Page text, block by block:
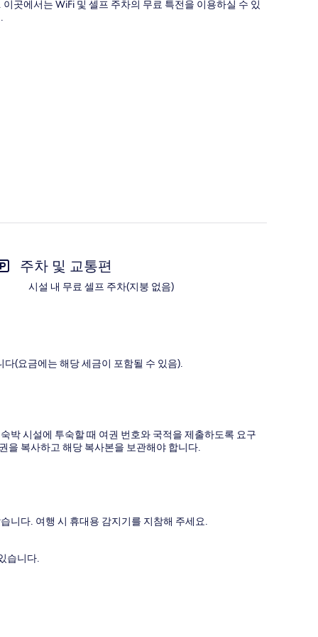
곳에서는 WiFi 및 셀프 주차의 무료 특전을 이용하실 수 있
주차 및 교통편
시설 내 무료 셀프 주차(지붕 없음)
(요금에는 해당 세금이 포함될 수 있음).
박 시설에 투숙할 때 여권 번호와 국적을 제출하도록 요구
을 복사하고 해당 복사본을 보관해야 합니다.
니다. 여행 시 휴대용 감지기를 지참해 주세요.
습니다.